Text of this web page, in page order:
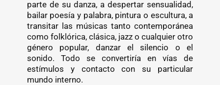
parte de su danza, a despertar sensualidad,
bailar poesía y palabra, pintura o escultura, a
transitar las músicas tanto contemporánea
como folklórica, clásica, jazz o cualquier otro
género popular, danzar el silencio o el
sonido. Todo se convertiría en vías de
estímulos y contacto con su particular
mundo interno.